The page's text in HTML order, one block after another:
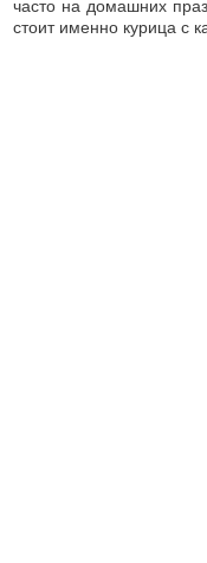
часто на домашних
стоит именно курица с